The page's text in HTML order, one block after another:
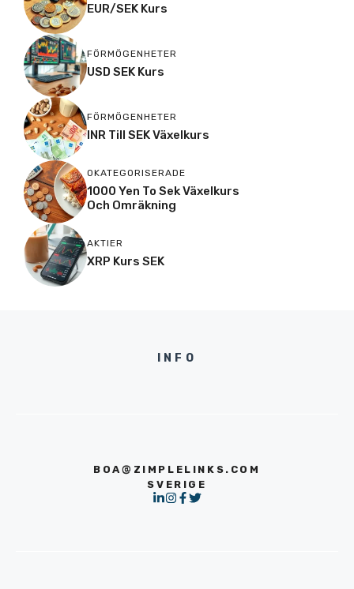
EUR/SEK Kurs
FÖRMÖGENHETER
USD SEK Kurs
FÖRMÖGENHETER
INR Till SEK Växelkurs
OKATEGORISERADE
1000 Yen To Sek Växelkurs
Och Omräkning
AKTIER
XRP Kurs SEK
INFO
BOA@ZIMPLELINKS.COM
SVERIGE